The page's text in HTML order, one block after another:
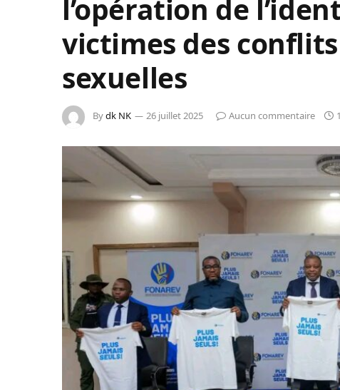
l’opération de
victimes des
sexuelles
Bydk NK 26 juillet 2025 Aucun commentaire